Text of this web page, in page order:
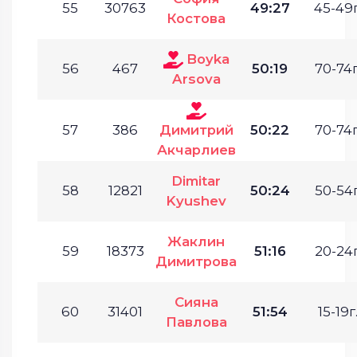
55 30763
Костова
49:27 45-
56 467
Boyka
Arsova
50:19 70-
57 386
Димитрий
Акчарлиев
50:22 70-
58 12821
Dimitar
Kyushev
50:24 50-
59 18373
Жаклин
Димитрова
51:16 20-
60 31401
Сияна
Павлова
51:54 15-19г.